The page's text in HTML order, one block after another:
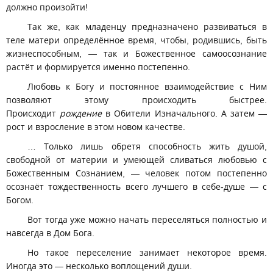
должно произойти!
Так же, как младенцу предназначено развиваться в
теле матери определённое время, чтобы, родившись, быть
жизнеспособным, — так и Божественное самоосознание
растёт и формируется именно постепенно.
Любовь к Богу и постоянное взаимодействие с Ним
позволяют этому происходить быстрее.
Происходит рождениев Обители Изначального. А затем —
рост и взросление в этом новом качестве.
… Только лишь обретя способность жить душой,
свободной от материи и умеющей сливаться любовью с
Божественным Сознанием, — человек потом постепенно
осознаёт тождественность всего лучшего в себе-душе — с
Богом.
Вот тогда уже можно начать переселяться полностью и
навсегда в Дом Бога.
Но такое переселение занимает некоторое время.
Иногда это — несколько воплощений души.